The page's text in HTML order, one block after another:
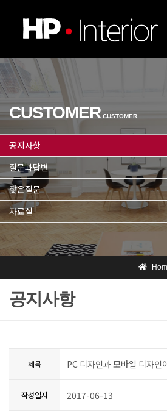
CUSTOMER CUSTOMER
공지사항
질문과답변
잦은질문
자료실
공지사항
제목 PC 디자인과 모바일 디자인
작성일자 2017-06-13